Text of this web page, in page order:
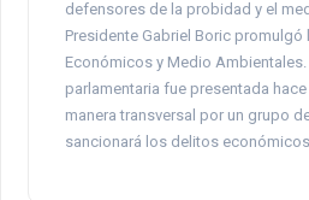
defensores de la probidad y el
Presidente Gabriel Boric promulgó
Económicos y Medio
parlamentaria fue presentada
manera transversal por un grupo
sancionará los delitos económicos